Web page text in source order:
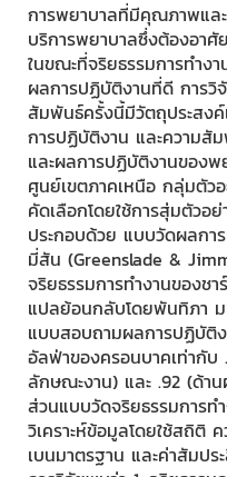
การพยาบาลที่มีคุณภาพแล
บริการพยาบาลซึ่งต้องอา
ในขณะที่จริยธรรมการทำง
ผลการปฏิบัติงานที่ดี การวิ
สัมพันธ์ครั้งนี้มีวัตถุประสง
การปฏิบัติงาน และความสัม
และผลการปฏิบัติงานของ
ศูนย์เขตภาคเหนือ กลุ่มตัว
คัดเลือกโดยใช้การสุ่มตัวอ
ประกอบด้วย แบบวัดผลกา
มี่สัน (Greenslade &
จริยธรรมการทำงานของชา
แปลย้อนกลับโดยพันทิภา
แบบสอบถามผลการปฏิบัติ
อัลฟ่าของครอนบาคเท่ากั
ลักษณะงาน) และ .92 (ด้า
ส่วนแบบวัดจริยธรรมการท
วิเคราะห์ข้อมูลโดยใช้สถิติ
เบนมาตรฐาน และค่าสัมป